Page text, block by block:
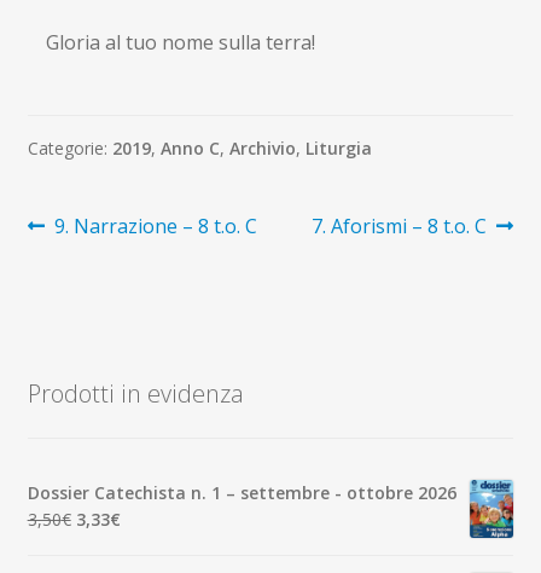
Gloria al tuo nome sulla terra!
Categorie: 2019, Anno C, Archivio, Liturgia
Navigazione
Articolo
9. Narrazione – 8 t.o. C
Articolo
7. Aforismi – 8 t.o. C
Prodotti in evidenza
Dossier Catechista n. 1 – settembre - ottobre 2026
3,50€ Il
3,33€Il